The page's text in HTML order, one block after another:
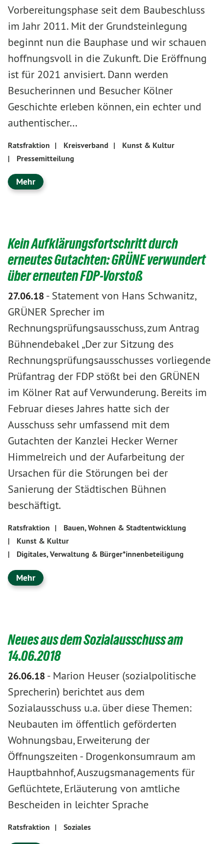
Vorbereitungsphase seit dem Baubeschluss
im Jahr 2011. Mit der Grundsteinlegung
beginnt nun die Bauphase und wir schauen
hoffnungsvoll in die Zukunft. Die Eröffnung
ist für 2021 anvisiert. Dann werden
Besucherinnen und Besucher Kölner
Geschichte erleben können, ein echter und
authentischer…
Ratsfraktion | Kreisverband |
Kunst & Kultur
|
Pressemitteilung
Mehr
Kein Aufklärungsfortschritt durch
erneutes Gutachten: GRÜNE verwundert
über erneuten FDP-Vorstoß
27.06.18- Statement von Hans Schwanitz,
GRÜNER Sprecher im
Rechnungsprüfungsausschuss, zum Antrag
Bühnendebakel „Der zur Sitzung des
Rechnungsprüfungsausschusses vorliegende
Prüfantrag der FDP stößt bei den GRÜNEN
im Kölner Rat auf Verwunderung. Bereits im
Februar dieses Jahres hatte sich der
Ausschuss sehr umfassend mit dem
Gutachten der Kanzlei Hecker Werner
Himmelreich und der Aufarbeitung der
Ursachen für die Störungen bei der
Sanierung der Städtischen Bühnen
beschäftigt.
Ratsfraktion |
Bauen, Wohnen & Stadtentwicklung
|
Kunst & Kultur
|
Digitales, Verwaltung & Bürger*innenbeteiligung
Mehr
Neues aus dem Sozialausschuss am
14.06.2018
26.06.18- Marion Heuser (sozialpolitische
Sprecherin) berichtet aus dem
Sozialausschuss u.a. über diese Themen:
Neubauten im öffentlich geförderten
Wohnungsbau, Erweiterung der
Öffnungszeiten - Drogenkonsumraum am
Hauptbahnhof, Auszugsmanagements für
Geflüchtete, Erläuterung von amtliche
Bescheiden in leichter Sprache
Ratsfraktion | Soziales